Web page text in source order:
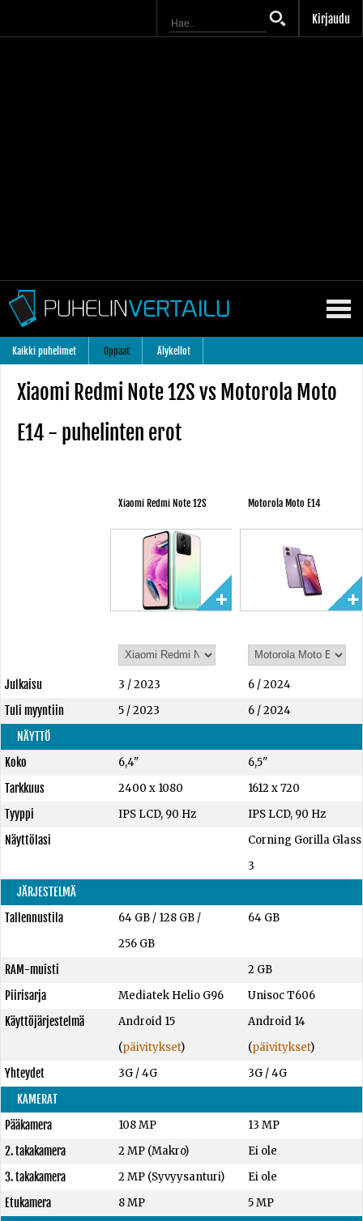
Kirjaudu
Kaikki puhelimet Oppaat Älykellot
Xiaomi Redmi Note 12S vs Motorola Moto
E14 - puhelinten erot
Xiaomi Redmi Note 12S Motorola Moto E14
Julkaisu 3 / 2023
6 / 2024
Tuli myyntiin
5 / 2023
6 / 2024
NÄYTTÖ
Koko
6,4"
6,5"
Tarkkuus
2400 x 1080
1612 x 720
Tyyppi
IPS LCD, 90 Hz
IPS LCD, 90 Hz
Näyttölasi
Corning Gorilla Glass
3
JÄRJESTELMÄ
Tallennustila
64 GB/ 128 GB/
256 GB
64 GB
RAM-muisti
2 GB
Piirisarja
Mediatek Helio G96
Unisoc T606
Käyttöjärjestelmä
Android 15
(päivitykset)
Android 14
(päivitykset)
Yhteydet
3G / 4G
3G / 4G
KAMERAT
Pääkamera
108 MP
13 MP
2. takakamera
2 MP (Makro)
Ei ole
3. takakamera
2 MP (Syvyysanturi)
Ei ole
Etukamera
8 MP
5 MP